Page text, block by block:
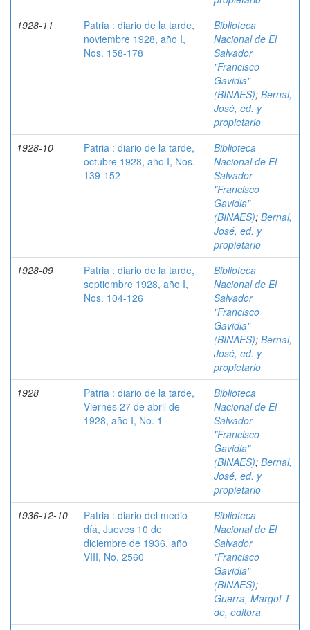
1928-11
Patria : diario de la tarde,
noviembre 1928, año I,
Nos. 158-178
Biblioteca
Nacional de El
Salvador
"Francisco
Gavidia"
(BINAES); Bernal,
José, ed. y
propietario
1928-10
Patria : diario de la tarde,
octubre 1928, año I, Nos.
139-152
Biblioteca
Nacional de El
Salvador
"Francisco
Gavidia"
(BINAES); Bernal,
José, ed. y
propietario
1928-09
Patria : diario de la tarde,
septiembre 1928, año I,
Nos. 104-126
Biblioteca
Nacional de El
Salvador
"Francisco
Gavidia"
(BINAES); Bernal,
José, ed. y
propietario
1928
Patria : diario de la tarde,
Viernes 27 de abril de
1928, año I, No. 1
Biblioteca
Nacional de El
Salvador
"Francisco
Gavidia"
(BINAES); Bernal,
José, ed. y
propietario
1936-12-10
Patria : diario del medio
día, Jueves 10 de
diciembre de 1936, año
VIII, No. 2560
Biblioteca
Nacional de El
Salvador
"Francisco
Gavidia"
(BINAES);
Guerra, Margot T.
de, editora